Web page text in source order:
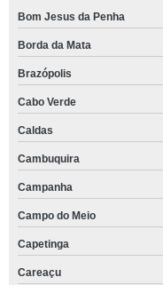
Bom Jesus da Penha
Borda da Mata
Brazópolis
Cabo Verde
Caldas
Cambuquira
Campanha
Campo do Meio
Capetinga
Careaçu